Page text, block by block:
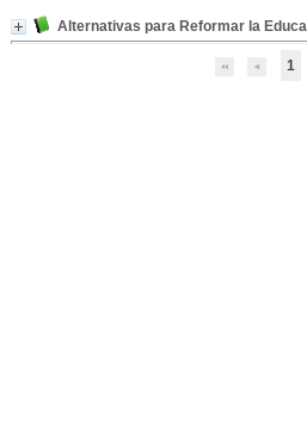
Alternativas para Reformar la
1
-